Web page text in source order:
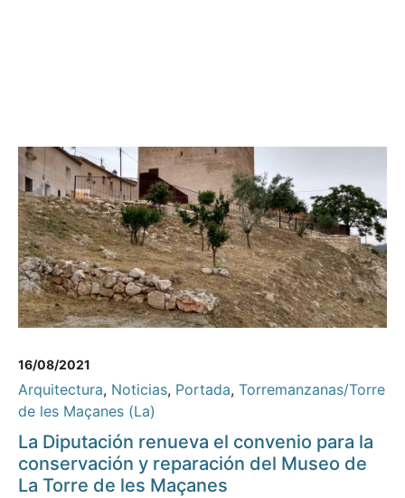
16/08/2021
Arquitectura, Noticias, Portada, Torremanzanas/Torre
de les Maçanes (La)
La Diputación renueva el convenio para la
conservación y reparación del Museo de
La Torre de les Maçanes